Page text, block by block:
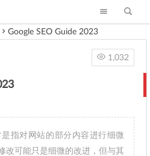
Google SEO Guide 2023
1,032
指对网站的部分内容进行细微
改可能只是细微的改进，但与其